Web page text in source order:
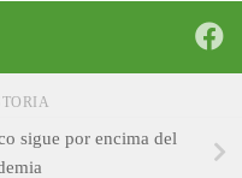
sigue por encima del